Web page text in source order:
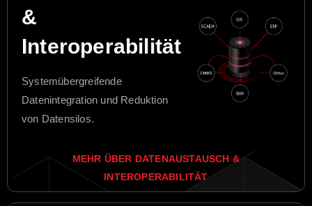
&
Interoperabilität
Systemübergreifende
Datenintegration und Reduktion
von Datensilos.
MEHR ÜBER DATENAUSTAUSCH &
INTEROPERABILITÄT